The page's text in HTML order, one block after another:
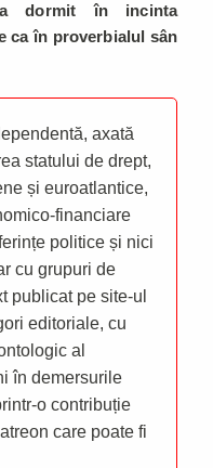
dormit în incinta
ca în proverbialul sân
axată
statului de drept,
și euroatlantice,
financiare
politice și nici
cu grupuri de
publicat pe site-ul
editoriale, cu
al
în demersurile
o contribuție
care poate fi